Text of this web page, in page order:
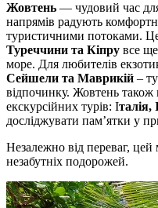
Жовтень — чудовий час
напрямів радують
туристичними потоками.
Туреччини та Кіпру все
море. Для любителів
Сейшели та Маврикій –
відпочинку. Жовтень також
екскурсійних турів: Італія,
досліджувати пам’ятки у
Незалежно від переваг,
незабутніх подорожей.